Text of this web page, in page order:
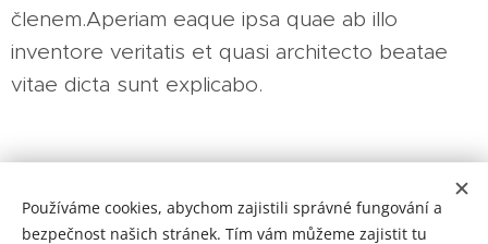
členem.Aperiam eaque ipsa quae ab illo
inventore veritatis et quasi architecto beatae
vitae dicta sunt explicabo.
Kavárna Na Náměstí / S láskou upraženo.
Používáme cookies, abychom zajistili správné fungování a
bezpečnost našich stránek. Tím vám můžeme zajistit tu